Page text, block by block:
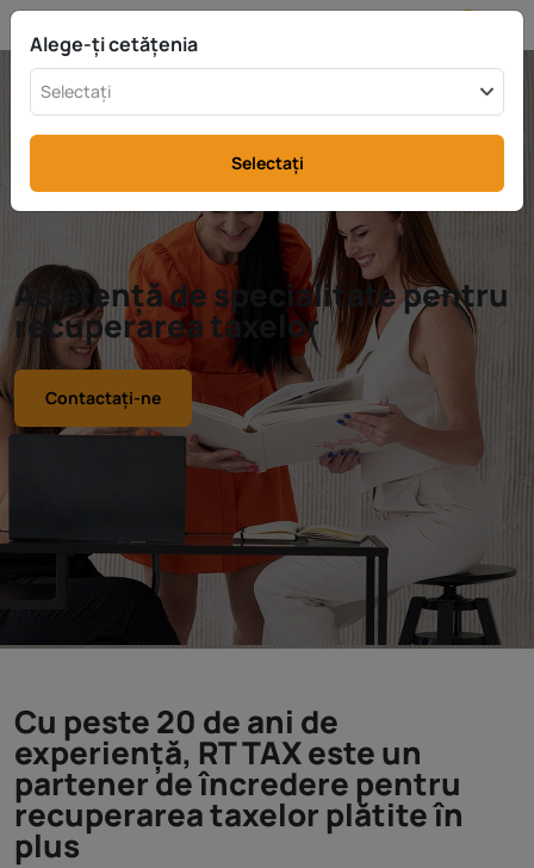
Asistență de specialitate pentru
recuperarea taxelor
Contactați-ne
Cu peste 20 de ani de
experiență, RT TAX este un
partener de încredere pentru
recuperarea taxelor plătite în
plus
Alege-ți cetățenia
Selectați
Selectați